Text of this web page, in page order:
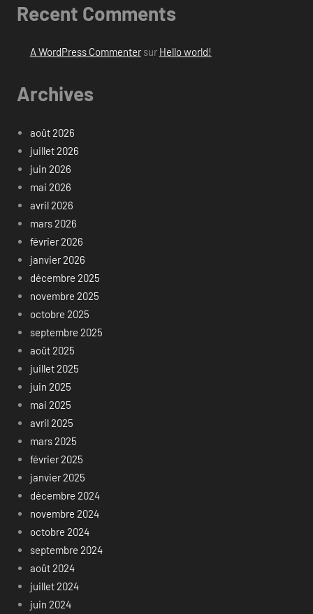
Recent Comments
A WordPress Commentersur Hello world!
Archives
août 2026
juillet 2026
juin 2026
mai 2026
avril 2026
mars 2026
février 2026
janvier 2026
décembre 2025
novembre 2025
octobre 2025
septembre 2025
août 2025
juillet 2025
juin 2025
mai 2025
avril 2025
mars 2025
février 2025
janvier 2025
décembre 2024
novembre 2024
octobre 2024
septembre 2024
août 2024
juillet 2024
juin 2024